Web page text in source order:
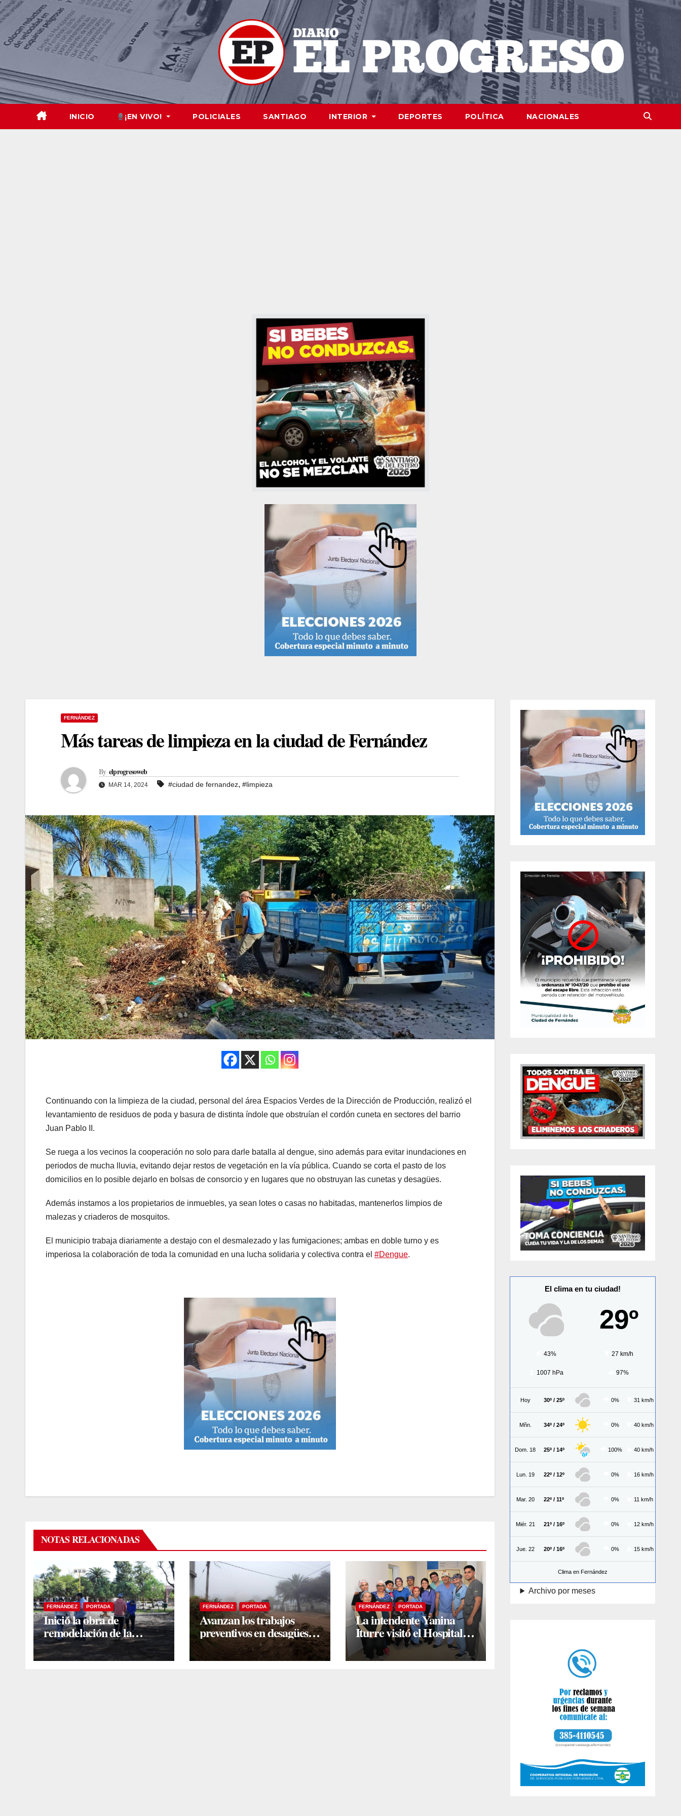
Skip
to
content
INICIO ¡EN VIVO! POLICIALES SANTIAGO INTERIOR DEPORTES POLÍTICA NACIONALES
FERNÁNDEZ
Más tareas de limpieza en la ciudad de Fernández
By elprogresoweb
MAR 14, 2024 #ciudad de fernandez, #limpieza
Continuando con la limpieza de la ciudad, personal del área Espacios Verdes de la Dirección de Producción, realizó el
levantamiento de residuos de poda y basura de distinta índole que obstruían el cordón cuneta en sectores del barrio
Juan Pablo II.
Se ruega a los vecinos la cooperación no solo para darle batalla al dengue, sino además para evitar inundaciones en
periodos de mucha lluvia, evitando dejar restos de vegetación en la vía pública. Cuando se corta el pasto de los
domicilios en lo posible dejarlo en bolsas de consorcio y en lugares que no obstruyan las cunetas y desagües.
Además instamos a los propietarios de inmuebles, ya sean lotes o casas no habitadas, mantenerlos limpios de
malezas y criaderos de mosquitos.
El municipio trabaja diariamente a destajo con el desmalezado y las fumigaciones; ambas en doble turno y es
imperiosa la colaboración de toda la comunidad en una lucha solidaria y colectiva contra el #Dengue.
NOTAS RELACIONADAS
FERNÁNDEZ PORTADA
Inició la obra de
remodelación de la
histórica Plaza Mitre: la
Intendente Yanina Iturre
FERNÁNDEZ PORTADA
Avanzan los trabajos
preventivos en desagües
pluviales para mitigar el
impacto de la temporada
FERNÁNDEZ PORTADA
La intendente Yanina
Iturre visitó el Hospital
Zonal tras una histórica
jornada de intervenciones
El clima en tu ciudad!
29º
43% 27 km/h
1007 hPa 97%
Hoy 30º / 25º 0% 31 km/h
Mñn. 34º / 24º 0% 40 km/h
Dom. 18 25º / 14º 100% 40 km/h
Lun. 19 22º / 12º 0% 16 km/h
Mar. 20 22º / 11º 0% 11 km/h
Miér. 21 21º / 16º 0% 12 km/h
Jue. 22 20º / 16º 0% 15 km/h
Clima en Fernández
Archivo por meses